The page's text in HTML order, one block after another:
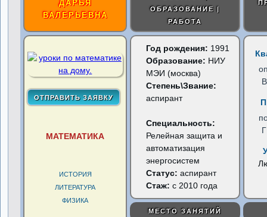
ДАРЬЯ
ВАЛЕРЬЕВНА
ОБРАЗОВАНИЕ |
РАБОТА
МАТЕМАТИКА
ИСТОРИЯ
ЛИТЕРАТУРА
ФИЗИКА
Год рождения: 1991
Образование: НИУ
МЭИ (москва)
Степень\Звание:
аспирант
Специальность:
Релейная защита и
автоматизация
энергосистем
Статус:аспирант
Стаж: с 2010 года
МЕСТО ЗАНЯТИЙ